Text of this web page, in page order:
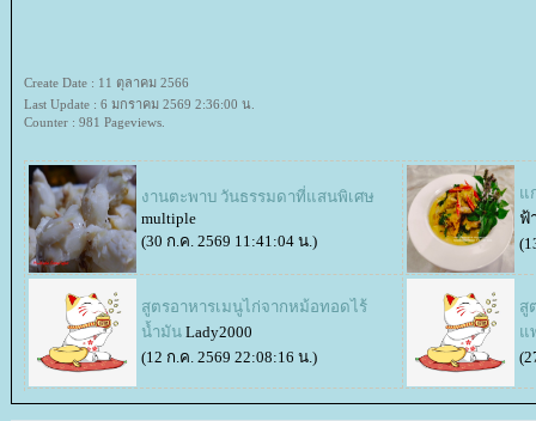
Create Date : 11 ตุลาคม 2566
Last Update : 6 มกราคม 2569 2:36:00 น.
Counter : 981 Pageviews.
งานตะพาบ วันธรรมดาที่แสนพิเศษ
multiple
(30 ก.ค. 2569 11:41:04 น.)
ก
ฟ้
สูตรอาหารเมนูไก่จากหม้อทอดไร้
น้ำมัน Lady2000
(12 ก.ค. 2569 22:08:16 น.)
สู
พ